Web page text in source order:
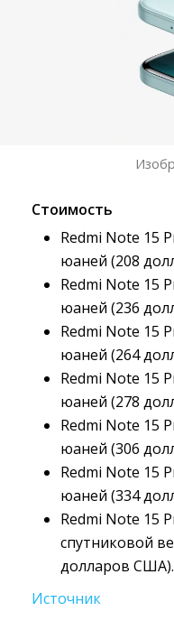
Стоимость
Redmi Note 15
юаней (208
Redmi Note 15
юаней (236
Redmi Note 15
юаней (264
Redmi Note 15
юаней (278
Redmi Note 15
юаней (306
Redmi Note 15
юаней (334
Redmi Note 15
спутниковой
долларов США).
Источник